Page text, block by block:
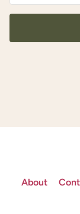
About